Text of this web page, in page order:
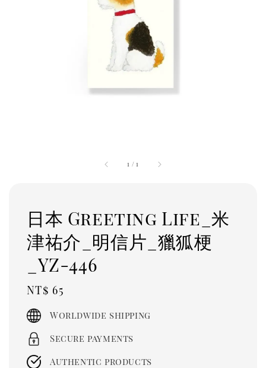
1 /1
日本 Greeting Life_米
津祐介_明信片_獵狐梗
_YZ-446
Regular
price
NT$ 65
Worldwide shipping
Secure payments
Authentic products